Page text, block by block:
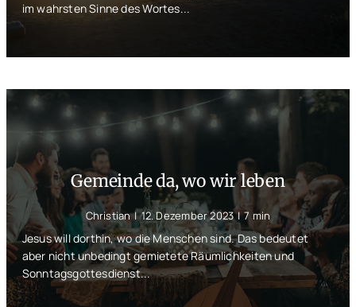
im wahrsten Sinne des Wortes...
Gemeinde da, wo wir leben
Christian | 12. Dezember 2023 | 7 min
Jesus will dorthin, wo die Menschen sind. Das bedeutet
aber nicht unbedingt gemietete Räumlichkeiten und
Sonntagsgottesdienst...